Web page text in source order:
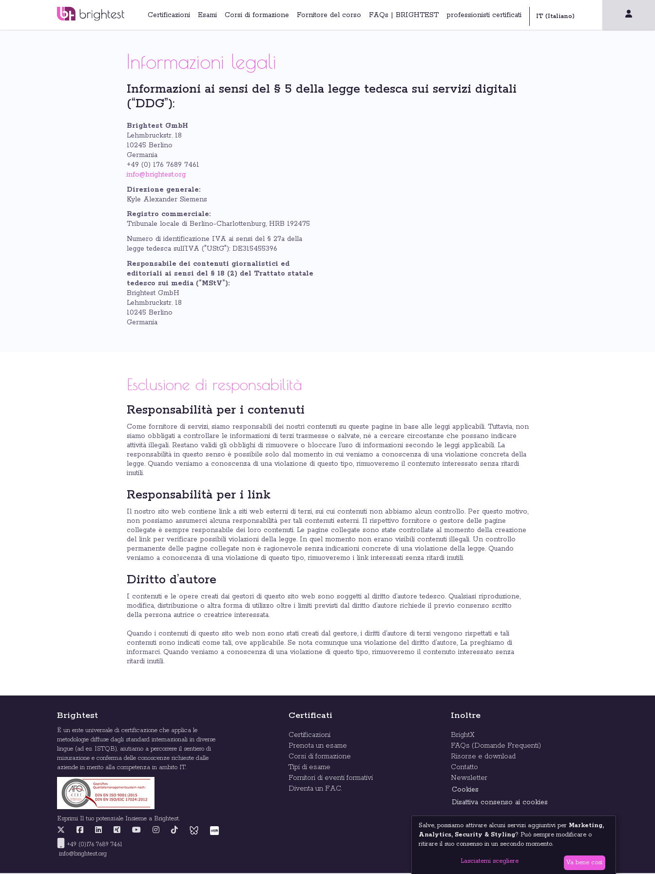
Certificazioni Esami Corsi di formazione Fornitore del corso FAQs | BRIGHTEST professionisti certificati
Informazioni legali
Informazioni ai sensi del § 5 della legge tedesca sui servizi digitali
(“DDG”):
Brightest GmbH
Lehmbruckstr. 18
10245 Berlino
Germania
+49 (0) 176 7689 7461
info@brightest.org
Direzione generale:
Kyle Alexander Siemens
Registro commerciale:
Tribunale locale di Berlino-Charlottenburg, HRB 192475
Numero di identificazione IVA ai sensi del § 27a della
legge tedesca sull’IVA ("UStG"): DE315455396
Responsabile dei contenuti giornalistici ed
editoriali ai sensi del § 18 (2) del Trattato statale
tedesco sui media (“MStV”):
Brightest GmbH
Lehmbruckstr. 18
10245 Berlino
Germania
Esclusione di responsabilità
Responsabilità per i contenuti
Come fornitore di servizi, siamo responsabili dei nostri contenuti su queste pagine in base alle leggi applicabili. Tuttavia, non
siamo obbligati a controllare le informazioni di terzi trasmesse o salvate, né a cercare circostanze che possano indicare
attività illegali. Restano validi gli obblighi di rimuovere o bloccare l’uso di informazioni secondo le leggi applicabili. La
responsabilità in questo senso è possibile solo dal momento in cui veniamo a conoscenza di una violazione concreta della
legge. Quando veniamo a conoscenza di una violazione di questo tipo, rimuoveremo il contenuto interessato senza ritardi
inutili.
Responsabilità per i link
Il nostro sito web contiene link a siti web esterni di terzi, sui cui contenuti non abbiamo alcun controllo. Per questo motivo,
non possiamo assumerci alcuna responsabilità per tali contenuti esterni. Il rispettivo fornitore o gestore delle pagine
collegate è sempre responsabile dei loro contenuti. Le pagine collegate sono state controllate al momento della creazione
del link per verificare possibili violazioni della legge. In quel momento non erano visibili contenuti illegali. Un controllo
permanente delle pagine collegate non è ragionevole senza indicazioni concrete di una violazione della legge. Quando
veniamo a conoscenza di una violazione di questo tipo, rimuoveremo i link interessati senza ritardi inutili.
Diritto d’autore
I contenuti e le opere creati dai gestori di questo sito web sono soggetti al diritto d’autore tedesco. Qualsiasi riproduzione,
modifica, distribuzione o altra forma di utilizzo oltre i limiti previsti dal diritto d’autore richiede il previo consenso scritto
della persona autrice o creatrice interessata.
Quando i contenuti di questo sito web non sono stati creati dal gestore, i diritti d’autore di terzi vengono rispettati e tali
contenuti sono indicati come tali, ove applicabile. Se nota comunque una violazione del diritto d’autore, La preghiamo di
informarci. Quando veniamo a conoscenza di una violazione di questo tipo, rimuoveremo il contenuto interessato senza
ritardi inutili.
Brightest
È un ente universale di certificazione che applica le
metodologie diffuse dagli standard internazionali in diverse
lingue (ad es. ISTQB), aiutiamo a percorrere il sentiero di
misurazione e conferma delle conoscenze richieste dalle
aziende in merito alla competenza in ambito IT.
Esprimi Il tuo potenziale Insieme a Brightest.
+49 (0)176 7689 7461
info@brightest.org
Certificati
Certificazioni
Prenota un esame
Corsi di formazione
Tipi di esame
Fornitori di eventi formativi
Diventa un F.A.C.
Inoltre
BrightX
FAQs (Domande Frequenti)
Risorse e download
Contatto
Newsletter
Cookies
Disattiva consenso ai cookies
Salve, possiamo attivare alcuni servizi aggiuntivi per Marketing,
Analytics, Security & Styling? Può sempre modificare o
ritirare il suo consenso in un secondo momento.
Lasciatemi scegliere Va bene così